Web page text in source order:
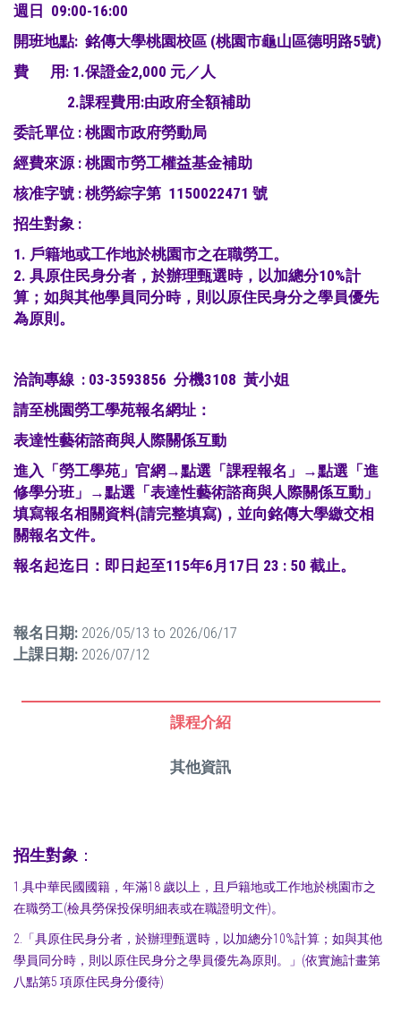
週日 09:00-16:00
開班地點: 銘傳大學桃園校區 (桃園市龜山區德明路5號)
費 用: 1.保證金2,000 元／人
2.課程費用:由政府全額補助
委託單位 : 桃園市政府勞動局
經費來源 : 桃園市勞工權益基金補助
核准字號 : 桃勞綜字第 1150022471 號
招生對象 :
1. 戶籍地或工作地於桃園市之在職勞工。
2. 具原住民身分者，於辦理甄選時，以加總分10%計
算；如與其他學員同分時，則以原住民身分之學員優先
為原則。
洽詢專線 : 03-3593856 分機3108 黃小姐
請至桃園勞工學苑報名網址：
表達性藝術諮商與人際關係互動
進入「勞工學苑」官網→點選「課程報名」→點選「進
修學分班」→點選「表達性藝術諮商與人際關係互動」
填寫報名相關資料(請完整填寫)，並向銘傳大學繳交相
關報名文件。
報名起迄日：即日起至115年6月17日 23 : 50 截止。
報名日期: 2026/05/13 to 2026/06/17
上課日期: 2026/07/12
課程介紹
其他資訊
招生對象 ：
1.具中華民國國籍，年滿18 歲以上，且戶籍地或工作地於桃園市之
在職勞工(檢具勞保投保明細表或在職證明文件)。
2.「具原住民身分者，於辦理甄選時，以加總分10%計算；如與其他
學員同分時，則以原住民身分之學員優先為原則。」(依實施計畫第
八點第5 項原住民身分優待)